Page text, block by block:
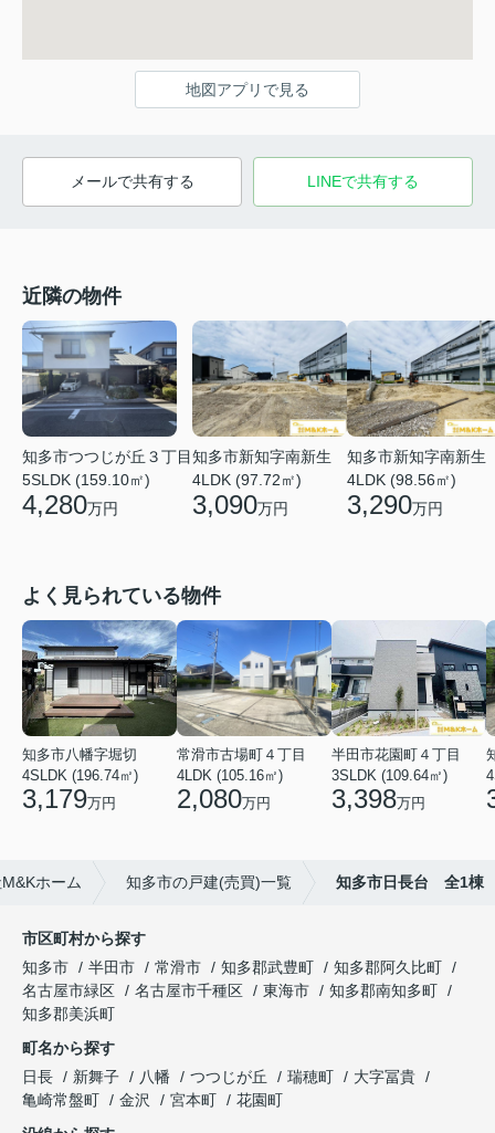
地図アプリで見る
メールで共有する LINEで共有する
近隣の物件
知多市つつじが丘３丁目
5SLDK (159.10㎡)
4,280万円
知多市新知字南新生
4LDK (97.72㎡)
3,090万円
知多市新知字南新生
4LDK (98.56㎡)
3,290万円
よく見られている物件
知多市八幡字堀切
4SLDK (196.74㎡)
3,179万円
常滑市古場町４丁目
4LDK (105.16㎡)
2,080万円
半田市花園町４丁目
3SLDK (109.64㎡)
3,398万円
ホーム 知多市の戸建(売買)一覧 知多市日長台 全1棟
市区町村から探す
知多市
半田市 常滑市 知多郡武豊町
知多郡阿久比町
名古屋市緑区
名古屋市千種区 東海市
知多郡南知多町
知多郡美浜町
町名から探す
日長
新舞子 八幡 つつじが丘 瑞穂町
大字冨貴
亀崎常盤町
金沢 宮本町
花園町